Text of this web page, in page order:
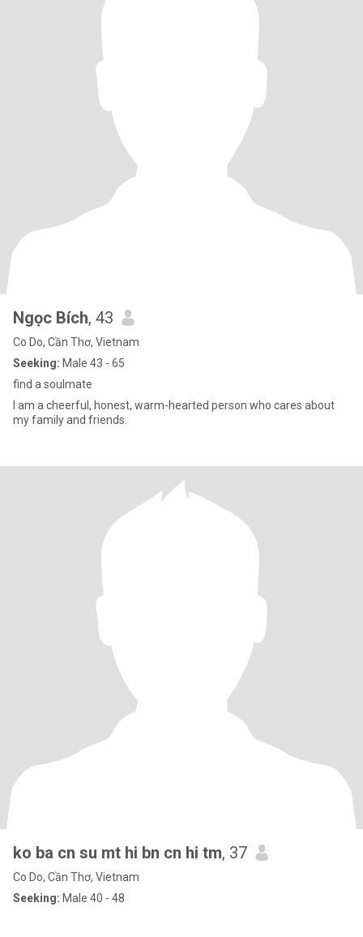
Ngọc Bích, 43
Co Do, Cần Thơ, Vietnam
Seeking: Male 43 - 65
find a soulmate
I am a cheerful, honest, warm-hearted person who cares about
my family and friends.
ko ba cn su mt hi bn cn hi tm, 37
Co Do, Cần Thơ, Vietnam
Seeking: Male 40 - 48